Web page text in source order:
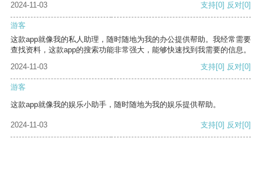
2024-11-03 支持[0] 反对[0]
游客
这款app就像我的私人助理，随时随地为我的办公提供帮助。我经常需要
查找资料，这款app的搜索功能非常强大，能够快速找到我需要的信息。
2024-11-03
支持[0] 反对[0]
游客
这款app就像我的娱乐小助手，随时随地为我的娱乐提供帮助。
2024-11-03 支持[0] 反对[0]